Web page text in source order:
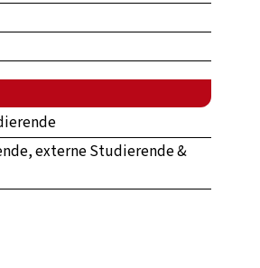
externe Studierende &